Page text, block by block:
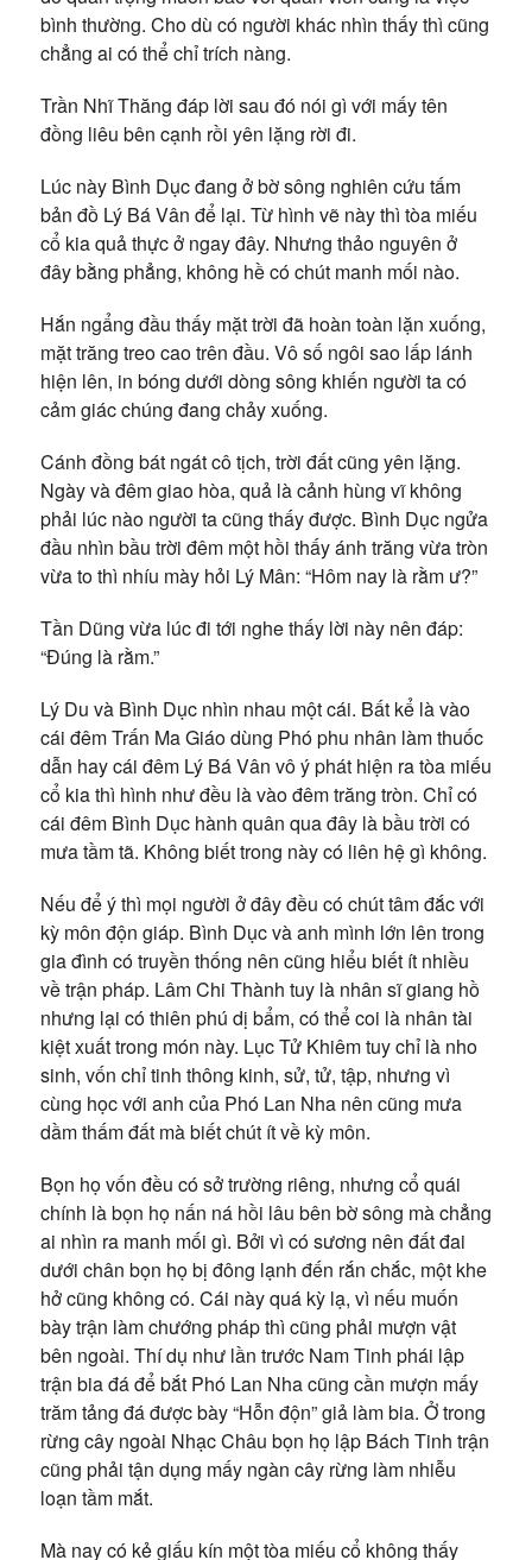
bình thường. Cho dù có người khác nhìn thấy thì cũng
chẳng ai có thể chỉ trích nàng.
Trần Nhĩ Thăng đáp lời sau đó nói gì với mấy tên
đồng liêu bên cạnh rồi yên lặng rời đi.
Lúc này Bình Dục đang ở bờ sông nghiên cứu tấm
bản đồ Lý Bá Vân để lại. Từ hình vẽ này thì tòa miếu
cổ kia quả thực ở ngay đây. Nhưng thảo nguyên ở
đây bằng phẳng, không hề có chút manh mối nào.
Hắn ngẩng đầu thấy mặt trời đã hoàn toàn lặn xuống,
mặt trăng treo cao trên đầu. Vô số ngôi sao lấp lánh
hiện lên, in bóng dưới dòng sông khiến người ta có
cảm giác chúng đang chảy xuống.
Cánh đồng bát ngát cô tịch, trời đất cũng yên lặng.
Ngày và đêm giao hòa, quả là cảnh hùng vĩ không
phải lúc nào người ta cũng thấy được. Bình Dục ngửa
đầu nhìn bầu trời đêm một hồi thấy ánh trăng vừa tròn
vừa to thì nhíu mày hỏi Lý Mân: “Hôm nay là rằm ư?”
Tần Dũng vừa lúc đi tới nghe thấy lời này nên đáp:
“Đúng là rằm.”
Lý Du và Bình Dục nhìn nhau một cái. Bất kể là vào
cái đêm Trấn Ma Giáo dùng Phó phu nhân làm thuốc
dẫn hay cái đêm Lý Bá Vân vô ý phát hiện ra tòa miếu
cổ kia thì hình như đều là vào đêm trăng tròn. Chỉ có
cái đêm Bình Dục hành quân qua đây là bầu trời có
mưa tầm tã. Không biết trong này có liên hệ gì không.
Nếu để ý thì mọi người ở đây đều có chút tâm đắc với
kỳ môn độn giáp. Bình Dục và anh mình lớn lên trong
gia đình có truyền thống nên cũng hiểu biết ít nhiều
về trận pháp. Lâm Chi Thành tuy là nhân sĩ giang hồ
nhưng lại có thiên phú dị bẩm, có thể coi là nhân tài
kiệt xuất trong món này. Lục Tử Khiêm tuy chỉ là nho
sinh, vốn chỉ tinh thông kinh, sử, tử, tập, nhưng vì
cùng học với anh của Phó Lan Nha nên cũng mưa
dầm thấm đất mà biết chút ít về kỳ môn.
Bọn họ vốn đều có sở trường riêng, nhưng cổ quái
chính là bọn họ nấn ná hồi lâu bên bờ sông mà chẳng
ai nhìn ra manh mối gì. Bởi vì có sương nên đất đai
dưới chân bọn họ bị đông lạnh đến rắn chắc, một khe
hở cũng không có. Cái này quá kỳ lạ, vì nếu muốn
bày trận làm chướng pháp thì cũng phải mượn vật
bên ngoài. Thí dụ như lần trước Nam Tinh phái lập
trận bia đá để bắt Phó Lan Nha cũng cần mượn mấy
trăm tảng đá được bày “Hỗn độn” giả làm bia. Ở trong
rừng cây ngoài Nhạc Châu bọn họ lập Bách Tinh trận
cũng phải tận dụng mấy ngàn cây rừng làm nhiễu
loạn tầm mắt.
Mà nay có kẻ giấu kín một tòa miếu cổ không thấy